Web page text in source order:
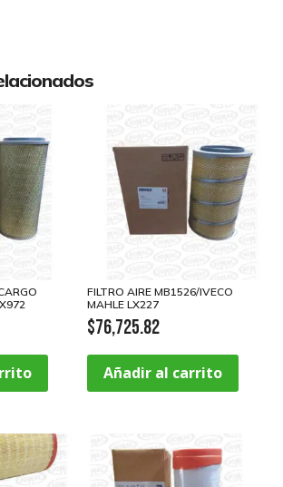
FILTRO AIRE MB1526/IVECO
MAHLE LX227
$76,725.82
Añadir al carrito